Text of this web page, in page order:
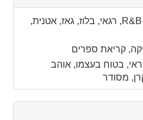
רוק, R&B, רגאי, בלוז, גאז, אטנית,
קריאת ספרים
בטוח בעצמו, אוהב
מסודר